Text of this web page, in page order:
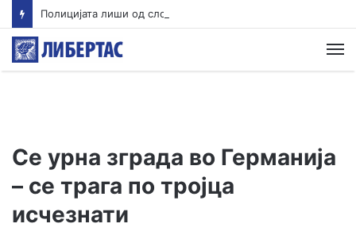
Се урна зграда во Германија
– се трага по тројца
исчезнати